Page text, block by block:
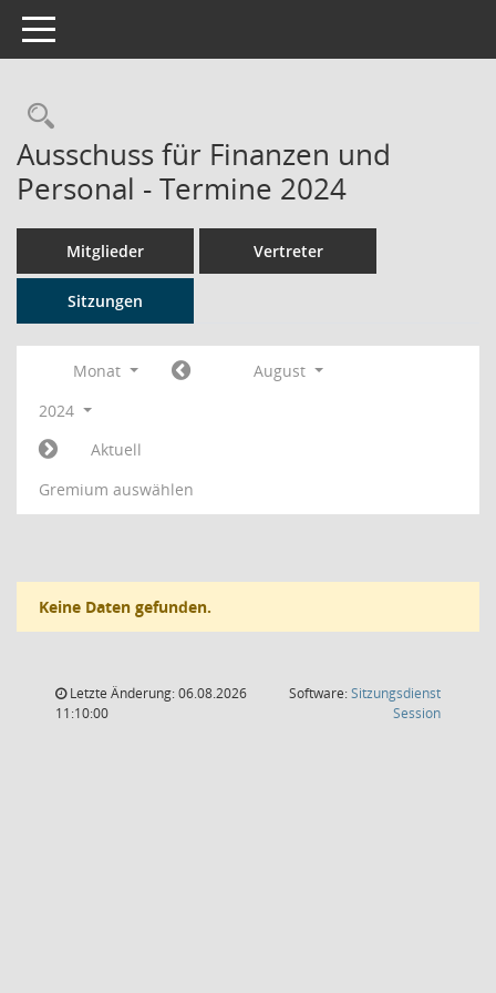
Toggle navigation
Rechercheauswahl
Ausschuss für Finanzen und
Personal - Termine 2024
Mitglieder Vertreter
Sitzungen
Monat
August
2024
Aktuell
Gremium auswählen
Keine Daten gefunden.
Letzte Änderung: 06.08.2026
11:10:00
Software:Sitzungsdienst
Session(Wird in